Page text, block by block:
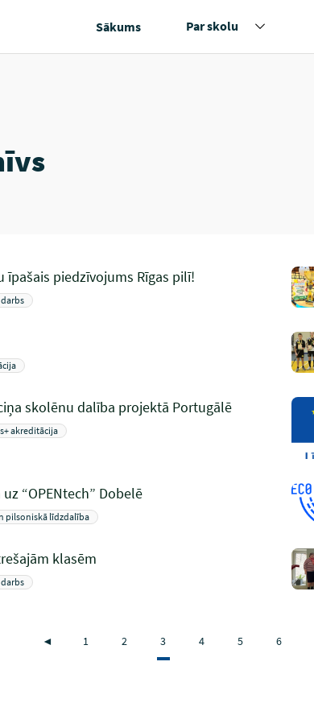
Sākums Par skolu
īpašais piedzīvojums Rīgas pilī!
skolēnu dalība projektā Portugālē
akreditācija
“OPENtech” Dobelē
pilsoniskā līdzdalība
klasēm
◄ 1 2 3 4 5 6